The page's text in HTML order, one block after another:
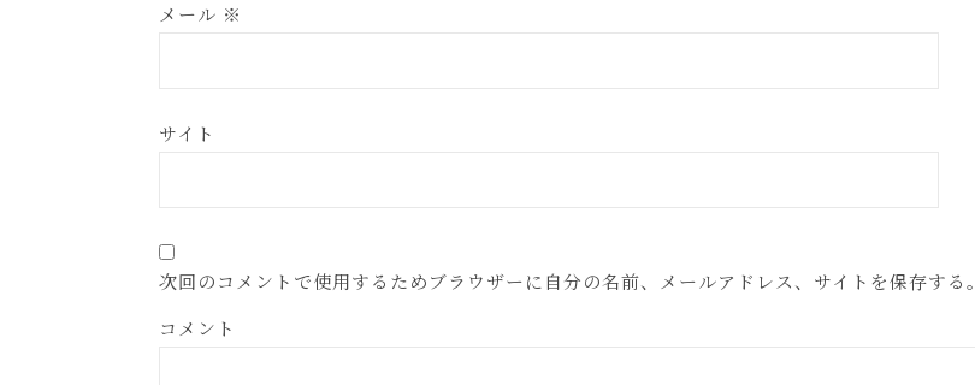
メール ※
サイト
次回のコメントで使用するためブラウザーに自分の名前、メールアドレス、サイトを保存する。
コメント